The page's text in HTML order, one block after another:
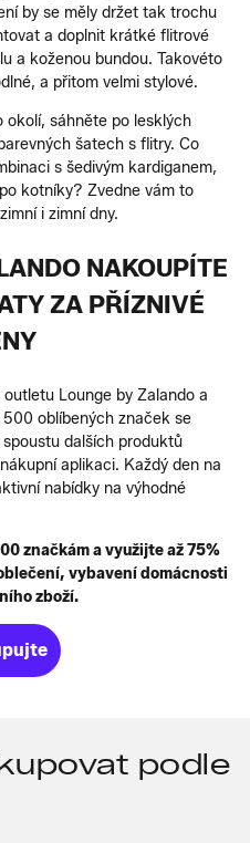
by se měly držet tak trochu
a doplnit krátké flitrové
a koženou bundou. Takovéto
a přitom velmi stylové.
okolí, sáhněte po lesklých
šatech s flitry. Co
s šedivým kardiganem,
kotníky? Zvedne vám to
i zimní dny.
NAKOUPÍTE
ZA PŘÍZNIVÉ
Lounge by Zalando a
oblíbených značek se
dalších produktů
aplikaci. Každý den na
nabídky na výhodné
značkám a využijte až 75%
vybavení domácnosti
zboží.
podle